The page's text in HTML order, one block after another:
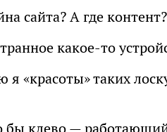
сайта? А где контент?
какое-то
я «красоты» таких
бы клево —